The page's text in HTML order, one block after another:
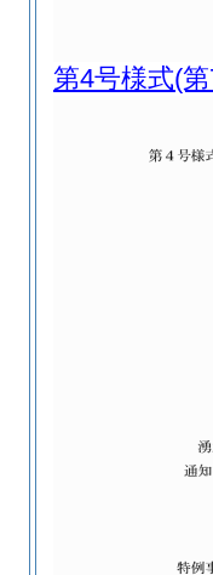
第4号様式(